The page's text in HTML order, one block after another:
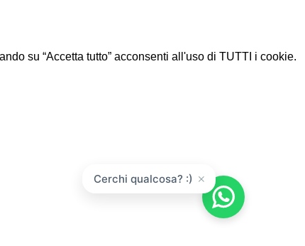
su “Accetta tutto” acconsenti all'uso di TUTTI i cookie.
×
Cerchi qualcosa? :)